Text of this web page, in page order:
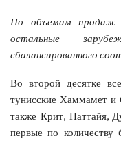
По объемам продаж
остальные
сбалансированного
Во второй десятке
тунисские Хаммамет
также Крит, Паттайя,
первые по количеству